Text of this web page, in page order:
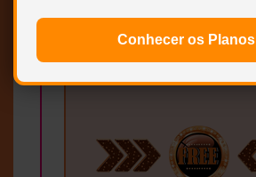
Conhecer os Planos
Colaborador.Clique